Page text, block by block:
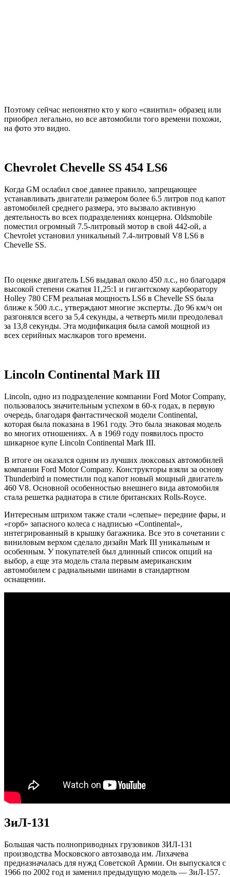
Поэтому сейчас непонятно кто у кого «свинтил» образец или
приобрел легально, но все автомобили того времени похожи,
на фото это видно.
Chevrolet Chevelle SS 454 LS6
Когда GM ослабил свое давнее правило, запрещающее
устанавливать двигатели размером более 6.5 литров под капот
автомобилей среднего размера, это вызвало активную
деятельность во всех подразделениях концерна. Oldsmobile
поместил огромный 7.5-литровый мотор в свой 442-ой, а
Chevrolet установил уникальный 7.4-литровый V8 LS6 в
Chevelle SS.
По оценке двигатель LS6 выдавал около 450 л.с., но благодаря
высокой степени сжатия 11,25:1 и гигантскому карбюратору
Holley 780 CFM реальная мощность LS6 в Chevelle SS была
ближе к 500 л.с., утверждают многие эксперты. До 96 км/ч он
разгонялся всего за 5,4 секунды, а четверть мили преодолевал
за 13,8 секунды. Эта модификация была самой мощной из
всех серийных маслкаров того времени.
Lincoln Continental Mark III
Lincoln, одно из подразделение компании Ford Motor Company,
пользовалось значительным успехом в 60-х годах, в первую
очередь, благодаря фантастической модели Continental,
которая была показана в 1961 году. Это была знаковая модель
во многих отношениях. А в 1969 году появилось просто
шикарное купе Lincoln Continental Mark III.
В итоге он оказался одним из лучших люксовых автомобилей
компании Ford Motor Company. Конструкторы взяли за основу
Thunderbird и поместили под капот новый мощный двигатель
460 V8. Основной особенностью внешнего вида автомобиля
стала решетка радиатора в стиле британских Rolls-Royce.
Интересным штрихом также стали «слепые» передние фары, и
«горб» запасного колеса с надписью «Continental»,
интегрированный в крышку багажника. Все это в сочетании с
виниловым верхом сделало дизайн Mark III уникальным и
особенным. У покупателей был длинный список опций на
выбор, а еще эта модель стала первым американским
автомобилем с радиальными шинами в стандартном
оснащении.
ЗиЛ-131
Большая часть полноприводных грузовиков ЗИЛ-131
производства Московского автозавода им. Лихачева
предназначалась для нужд Советской Армии. Он выпускался с
1966 по 2002 год и заменил предыдущую модель — ЗиЛ-157.